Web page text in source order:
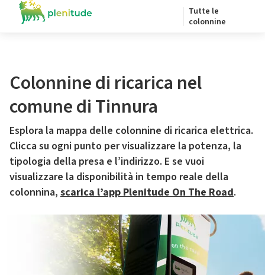
Tutte le
colonnine
Colonnine di ricarica nel
comune di Tinnura
Esplora la mappa delle colonnine di ricarica elettrica.
Clicca su ogni punto per visualizzare la potenza, la
tipologia della presa e l’indirizzo. E se vuoi
visualizzare la disponibilità in tempo reale della
colonnina, scarica l’app Plenitude On The Road.